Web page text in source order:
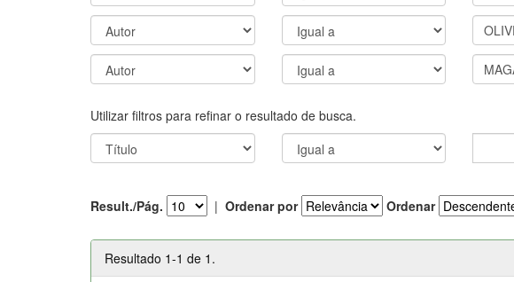
Utilizar filtros para refinar o resultado de busca.
Result./Pág. | Ordenar por Ordenar
Resultado 1-1 de 1.